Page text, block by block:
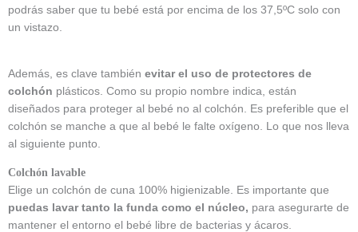
podrás saber que tu bebé está por encima de los 37,5ºC solo con
un vistazo.
Además, es clave también evitar el uso de protectores de
colchón plásticos. Como su propio nombre indica, están
diseñados para proteger al bebé no al colchón. Es preferible que el
colchón se manche a que al bebé le falte oxígeno. Lo que nos lleva
al siguiente punto.
Colchón lavable
Elige un colchón de cuna 100% higienizable. Es importante que
puedas lavar tanto la funda como el núcleo, para asegurarte de
mantener el entorno el bebé libre de bacterias y ácaros.